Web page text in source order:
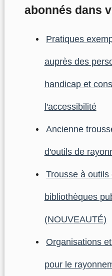
abonnés dans
Pratiques
auprès des
handicap et
l'accessibilité
Ancienne
d'outils de
Trousse à
bibliothèques
(NOUVEAUTÉ)
Organisations
pour le